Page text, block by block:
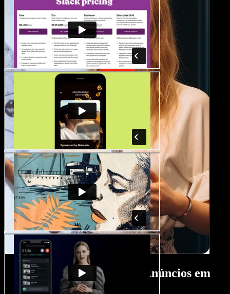
Tutorial do Criador de Anúncios em
Vídeo